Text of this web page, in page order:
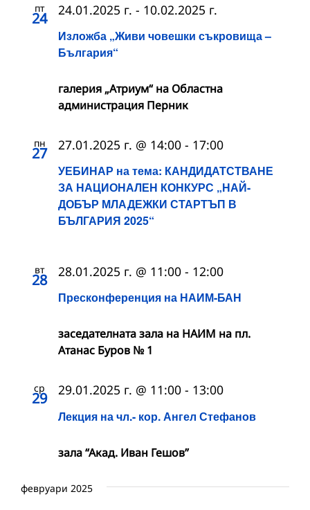
пт
24
Изложба „Живи човешки съкровища –
България“
24.01.2025 г. - 10.02.2025 г.
галерия „Атриум“ на Областна
администрация Перник
пн
27
УЕБИНАР на тема: КАНДИДАТСТВАНЕ
ЗА НАЦИОНАЛЕН КОНКУРС „НАЙ-
ДОБЪР МЛАДЕЖКИ СТАРТЪП В
БЪЛГАРИЯ 2025“
27.01.2025 г. @ 14:00 - 17:00
вт
28
Пресконференция на НАИМ-БАН
28.01.2025 г. @ 11:00 - 12:00
заседателната зала на НАИМ на пл.
Атанас Буров № 1
ср
29
Лекция на чл.- кор. Ангел Стефанов
29.01.2025 г. @ 11:00 - 13:00
зала “Акад. Иван Гешов”
февруари 2025